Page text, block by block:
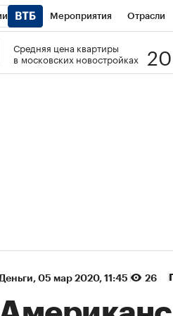
Мероприятия Отрасли
РБК РБК Образование
Средняя цена квартиры
в московских новостройках
Деньги⁠, 05 мар 2020, 11:45 26